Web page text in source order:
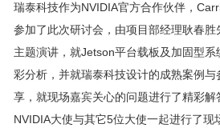
瑞泰科技作为NVIDIA官方合作伙伴，
参加了此次研讨会，由项目部经理耿春
主题演讲，就Jetson平台载板及加固型
彩分析，并就瑞泰科技设计的成熟案例
享，就现场嘉宾关心的问题进行了精彩
NVIDIA大使与其它5位大使一起进行了现